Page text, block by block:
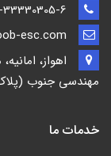
اهواز،
مهندسی جنوب (پلاک
خدمات ما